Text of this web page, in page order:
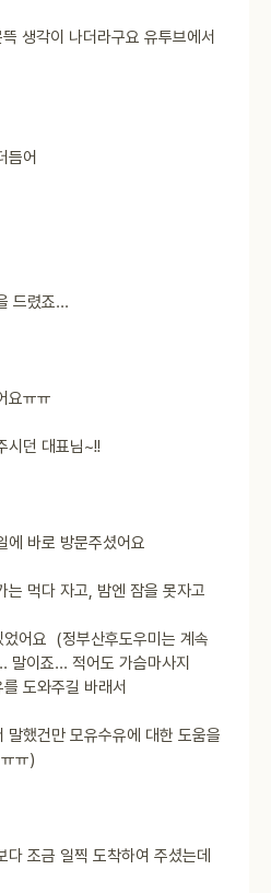
생각이 나더라구요 유투브에서
듬어
드렸죠...
요ㅠㅠ
시던 대표님~!!
에 바로 방문주셨어요
는 먹다 자고, 밤엔 잠을 못자고
어요 (정부산후도우미는 계속
말이죠... 적어도 가슴마사지
도와주길 바래서
말했건만 모유수유에 대한 도움을
ㅠ)
다 조금 일찍 도착하여 주셨는데